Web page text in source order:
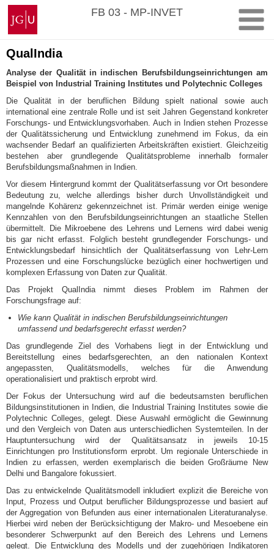
Zum
Inhalt
springen
Johannes
Gutenberg-
Universität
Mainz
FB 03 - MP-INVET
QualIndia
Analyse der Qualität in indischen Berufsbildungseinrichtungen am
Beispiel von Industrial Training Institutes und Polytechnic Colleges
Die Qualität in der beruflichen Bildung spielt national sowie auch
international eine zentrale Rolle und ist seit Jahren Gegenstand konkreter
Forschungs- und Entwicklungsvorhaben. Auch in Indien stehen Prozesse
der Qualitätssicherung und Entwicklung zunehmend im Fokus, da ein
wachsender Bedarf an qualifizierten Arbeitskräften existiert. Gleichzeitig
bestehen aber grundlegende Qualitätsprobleme innerhalb formaler
Berufsbildungsmaßnahmen in Indien.
Vor diesem Hintergrund kommt der Qualitätserfassung vor Ort besondere
Bedeutung zu, welche allerdings bisher durch Unvollständigkeit und
mangelnde Kohärenz gekennzeichnet ist. Primär werden einige wenige
Kennzahlen von den Berufsbildungseinrichtungen an staatliche Stellen
übermittelt. Die Mikroebene des Lehrens und Lernens wird dabei wenig
bis gar nicht erfasst. Folglich besteht grundlegender Forschungs- und
Entwicklungsbedarf hinsichtlich der Qualitätserfassung von Lehr-Lern
Prozessen und eine Forschungslücke bezüglich einer hochwertigen und
komplexen Erfassung von Daten zur Qualität.
Das Projekt QualIndia nimmt dieses Problem im Rahmen der
Forschungsfrage auf:
Wie kann Qualität in indischen Berufsbildungseinrichtungen
umfassend und bedarfsgerecht erfasst werden?
Das grundlegende Ziel des Vorhabens liegt in der Entwicklung und
Bereitstellung eines bedarfsgerechten, an den nationalen Kontext
angepassten, Qualitätsmodells, welches für die Anwendung
operationalisiert und praktisch erprobt wird.
Der Fokus der Untersuchung wird auf die bedeutsamsten beruflichen
Bildungsinstitutionen in Indien, die Industrial Training Institutes sowie die
Polytechnic Colleges, gelegt. Diese Auswahl ermöglicht die Gewinnung
und den Vergleich von Daten aus unterschiedlichen Systemteilen. In der
Hauptuntersuchung wird der Qualitätsansatz in jeweils 10-15
Einrichtungen pro Institutionsform erprobt. Um regionale Unterschiede in
Indien zu erfassen, werden exemplarisch die beiden Großräume New
Delhi und Bangalore fokussiert.
Das zu entwickelnde Qualitätsmodell inkludiert explizit die Bereiche von
Input, Prozess und Output beruflicher Bildungsprozesse und basiert auf
der Aggregation von Befunden aus einer internationalen Literaturanalyse.
Hierbei wird neben der Berücksichtigung der Makro- und Mesoebene ein
besonderer Schwerpunkt auf den Bereich des Lehrens und Lernens
gelegt. Die Entwicklung des Modells und der zugehörigen Indikatoren